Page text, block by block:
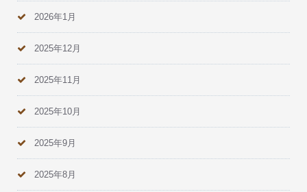
2026年1月
2025年12月
2025年11月
2025年10月
2025年9月
2025年8月